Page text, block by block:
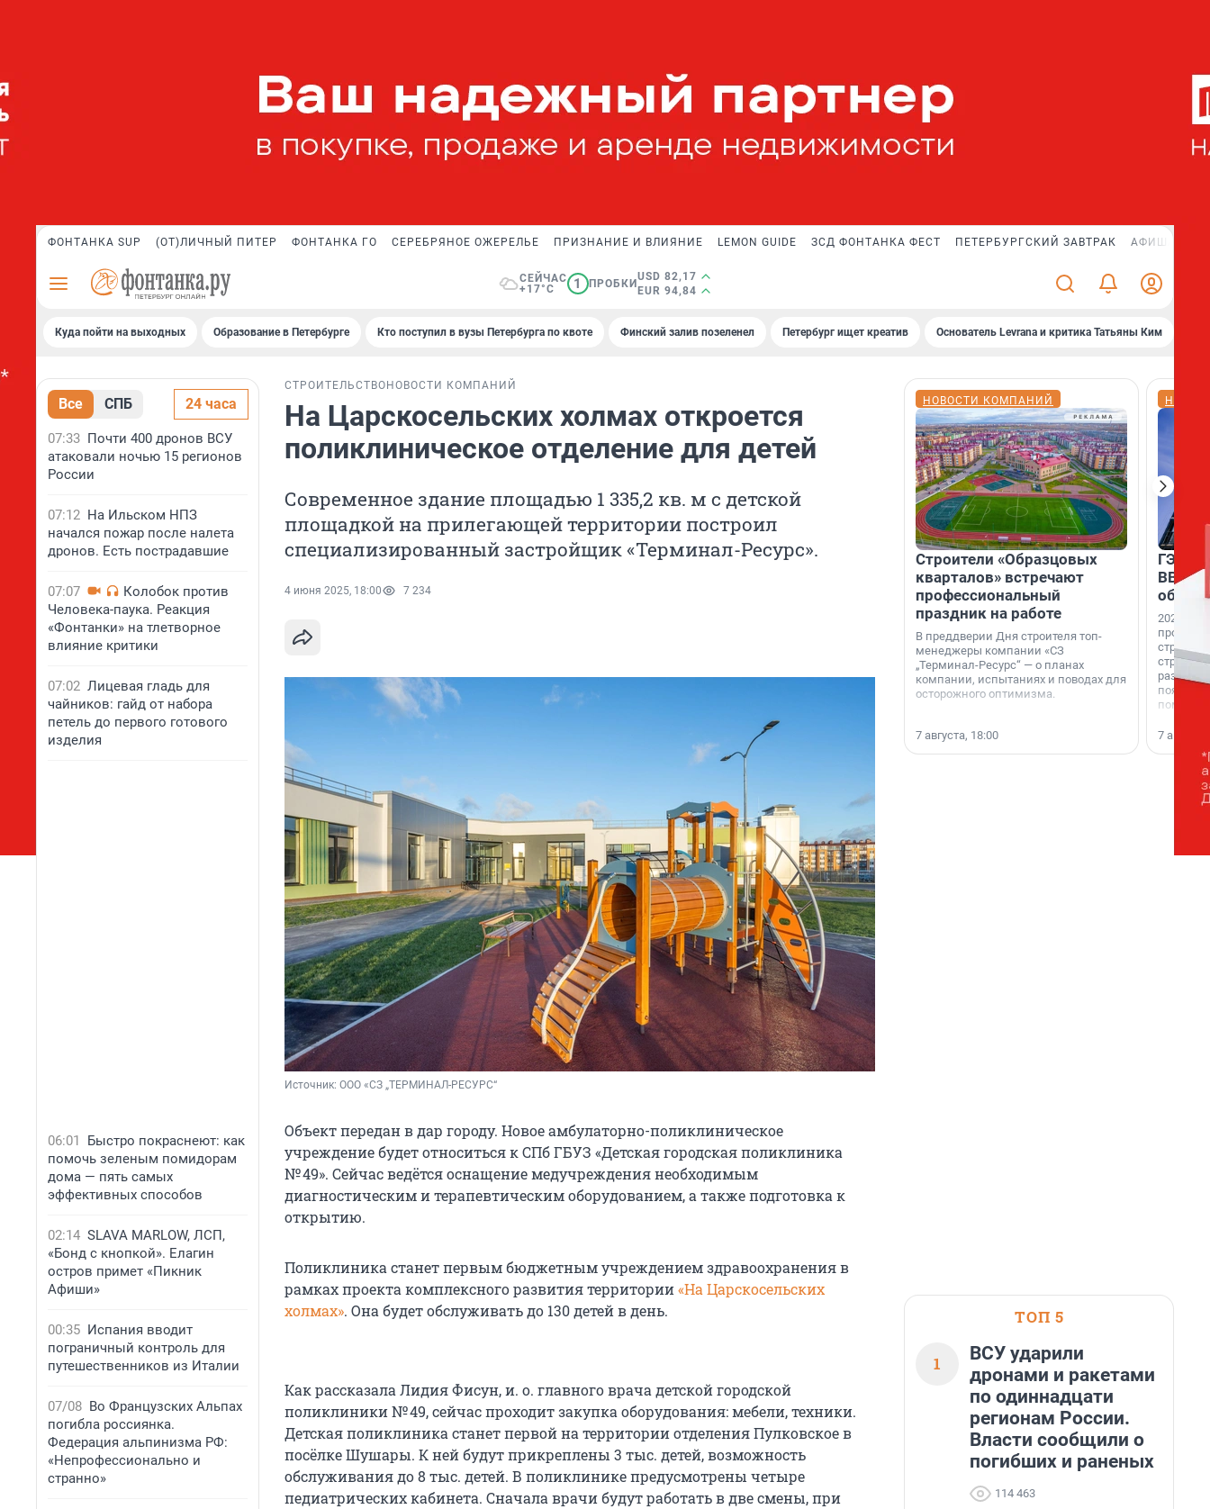
ФОНТАНКА SUP (ОТ)ЛИЧНЫЙ ПИТЕР ФОНТАНКА ГО СЕРЕБРЯНОЕ ОЖЕРЕЛЬЕ ПРИЗНАНИЕ И ВЛИЯНИЕ LEMON GUIDE ЗСД ФОНТАНКА ФЕСТ ПЕТЕРБУРГСКИЙ ЗАВТРАК АФИША PLUS
СЕЙЧАС
+17°C
1 ПРОБКИ
USD 82,17
EUR 94,84
Куда пойти на выходных Образование в Петербурге Кто поступил в вузы Петербурга по квоте Финский залив позеленел Петербург ищет креатив Основатель Levrana и критика Татьяны Ким
Все СПБ 24 часа
07:33 Почти 400 дронов ВСУ
атаковали ночью 15 регионов
России
07:12 На Ильском НПЗ
начался пожар после налета
дронов. Есть пострадавшие
07:07
Колобок против
Человека-паука. Реакция
«Фонтанки» на тлетворное
влияние критики
07:02 Лицевая гладь для
чайников: гайд от набора
петель до первого готового
изделия
06:01
Быстро покраснеют: как
помочь зеленым помидорам
дома — пять самых
эффективных способов
02:14 SLAVA MARLOW, ЛСП,
«Бонд с кнопкой». Елагин
остров примет «Пикник
Афиши»
00:35 Испания вводит
пограничный контроль для
путешественников из Италии
07/08 Во Французских Альпах
погибла россиянка.
Федерация альпинизма РФ:
«Непрофессионально и
странно»
СТРОИТЕЛЬСТВО НОВОСТИ КОМПАНИЙ
На Царскосельских холмах откроется
поликлиническое отделение для детей
Современное здание площадью 1 335,2 кв. м с детской
площадкой на прилегающей территории построил
специализированный застройщик «Терминал-Ресурс».
4 июня 2025, 18:00 7 234
Источник: ООО «СЗ „ТЕРМИНАЛ-РЕСУРС“
Объект передан в дар городу. Новое амбулаторно-поликлиническое
учреждение будет относиться к СПб ГБУЗ «Детская городская поликлиника
№ 49». Сейчас ведётся оснащение медучреждения необходимым
диагностическим и терапевтическим оборудованием, а также подготовка к
открытию.
Поликлиника станет первым бюджетным учреждением здравоохранения в
рамках проекта комплексного развития территории«На Царскосельских
холмах». Она будет обслуживать до 130 детей в день.
Как рассказала Лидия Фисун, и. о. главного врача детской городской
поликлиники № 49, сейчас проходит закупка оборудования: мебели, техники.
Детская поликлиника станет первой на территории отделения Пулковское в
посёлке Шушары. К ней будут прикреплены 3 тыс. детей, возможность
обслуживания до 8 тыс. детей. В поликлинике предусмотрены четыре
педиатрических кабинета. Сначала врачи будут работать в две смены, при
НОВОСТИ КОМПАНИЙ
Строители «Образцовых
кварталов» встречают
профессиональный
праздник на работе
В преддверии Дня строителя топ-
менеджеры компании «СЗ
„Терминал-Ресурс“ — о планах
компании, испытаниях и поводах для
осторожного оптимизма.
7 августа, 18:00
ГЭС,
ВВП: в
об
2026-й —
раз. В
7
ТОП 5
1
ВСУ ударили
дронами и ракетами
по одиннадцати
регионам России.
Власти сообщили о
погибших и раненых
114 463